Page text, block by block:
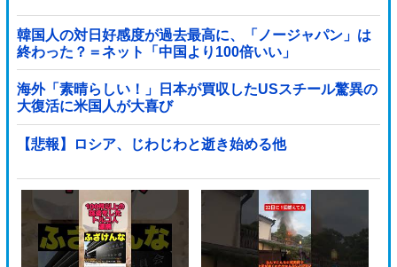
韓国人の対日好感度が過去最高に、「ノージャパン」は
終わった？＝ネット「中国より100倍いい」
海外「素晴らしい！」日本が買収したUSスチール驚異の
大復活に米国人が大喜び
【悲報】ロシア、じわじわと逝き始める他